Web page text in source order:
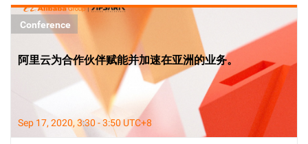
Conference
阿里云为合作伙伴赋能并加速在亚洲的业务。
Sep 17, 2020, 3:30 - 3:50 UTC+8